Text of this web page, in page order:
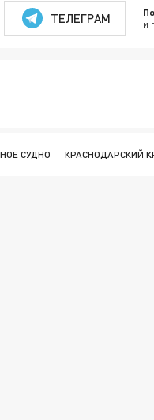
ТЕЛЕГРАМ и
СУДНО КРАСНОДАРСКИЙ